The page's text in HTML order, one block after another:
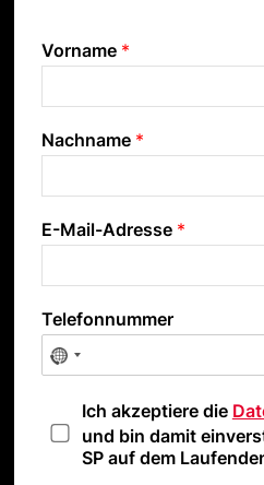
Vorname *
Nachname *
E-Mail-Adresse *
Telefonnummer
Ich akzeptiere die
und bin damit
SP auf dem